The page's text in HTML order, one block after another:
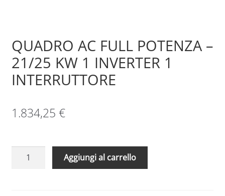
QUADRO AC FULL POTENZA –
21/25 KW 1 INVERTER 1
INTERRUTTORE
1.834,25 €
QUADRO
Aggiungi al carrello